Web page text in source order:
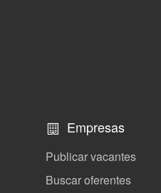
Empresas
Publicar vacantes
Buscar oferentes